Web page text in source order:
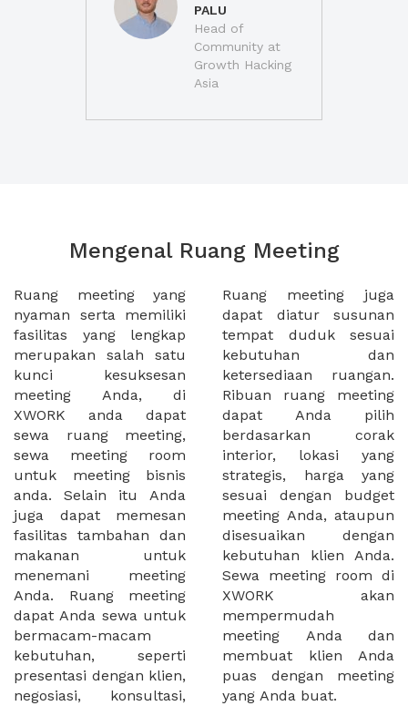
PALU
Head of
Community at
Growth Hacking
Asia
Mengenal Ruang Meeting
Ruang meeting yang
nyaman serta memiliki
fasilitas yang lengkap
merupakan salah satu
kunci kesuksesan
meeting Anda, di
XWORK anda dapat
sewa ruang meeting,
sewa meeting room
untuk meeting bisnis
anda. Selain itu Anda
juga dapat memesan
fasilitas tambahan dan
makanan untuk
menemani meeting
Anda. Ruang meeting
dapat Anda sewa untuk
bermacam-macam
kebutuhan, seperti
presentasi dengan klien,
negosiasi, konsultasi,
Ruang meeting juga
dapat diatur susunan
tempat duduk sesuai
kebutuhan dan
ketersediaan ruangan.
Ribuan ruang meeting
dapat Anda pilih
berdasarkan corak
interior, lokasi yang
strategis, harga yang
sesuai dengan budget
meeting Anda, ataupun
disesuaikan dengan
kebutuhan klien Anda.
Sewa meeting room di
XWORK akan
mempermudah
meeting Anda dan
membuat klien Anda
puas dengan meeting
yang Anda buat.